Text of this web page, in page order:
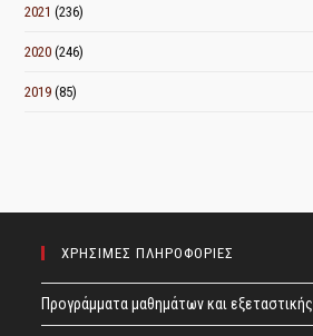
2021 (236)
2020 (246)
2019 (85)
ΧΡΗΣΙΜΕΣ ΠΛΗΡΟΦΟΡΙΕΣ
Προγράμματα μαθημάτων και εξεταστικής